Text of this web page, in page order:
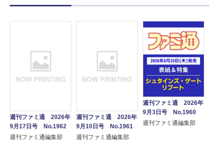
週刊ファミ通 2026年
9月17日号 No.1962
週刊ファミ通編集部
週刊ファミ通 2026年
9月10日号 No.1961
週刊ファミ通編集部
週刊ファミ通 2026年
9月3日号 No.1960
週刊ファミ通編集部